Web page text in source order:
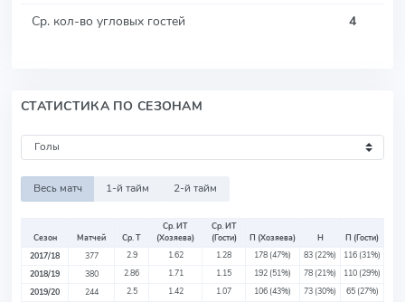
Ср. кол-во угловых гостей 4
СТАТИСТИКА ПО СЕЗОНАМ
Весь матч 1-й тайм 2-й тайм
Сезон Матчей Ср. Т
Ср. ИТ
(Хозяева)
Ср. ИТ
(Гости)
П (Хозяева) Н
П (Гости)
2017/18
377 2.9 1.62 1.28 178 (47%) 83 (22%) 116 (31%)
2018/19
380 2.86 1.71 1.15 192 (51%) 78 (21%) 110 (29%)
2019/20
244 2.5 1.42 1.07 106 (43%) 73 (30%) 65 (27%)